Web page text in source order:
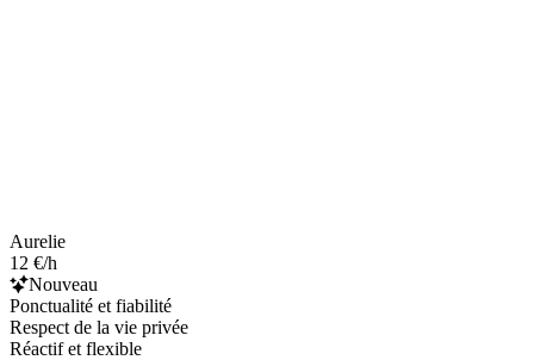
Aurelie
12 €/h
Nouveau
Ponctualité et fiabilité
Respect de la vie privée
Réactif et flexible